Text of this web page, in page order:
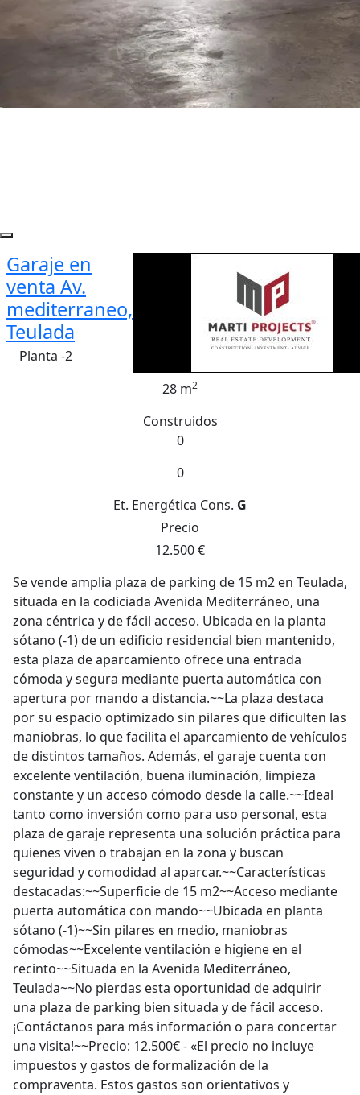
Garaje en
venta Av.
mediterraneo,
Teulada
Planta -2
28 m2
Construidos
0
0
Et. Energética Cons. G
Precio
12.500 €
Se vende amplia plaza de parking de 15 m2 en Teulada,
situada en la codiciada Avenida Mediterráneo, una
zona céntrica y de fácil acceso. Ubicada en la planta
sótano (-1) de un edificio residencial bien mantenido,
esta plaza de aparcamiento ofrece una entrada
cómoda y segura mediante puerta automática con
apertura por mando a distancia.~~La plaza destaca
por su espacio optimizado sin pilares que dificulten las
maniobras, lo que facilita el aparcamiento de vehículos
de distintos tamaños. Además, el garaje cuenta con
excelente ventilación, buena iluminación, limpieza
constante y un acceso cómodo desde la calle.~~Ideal
tanto como inversión como para uso personal, esta
plaza de garaje representa una solución práctica para
quienes viven o trabajan en la zona y buscan
seguridad y comodidad al aparcar.~~Características
destacadas:~~Superficie de 15 m2~~Acceso mediante
puerta automática con mando~~Ubicada en planta
sótano (-1)~~Sin pilares en medio, maniobras
cómodas~~Excelente ventilación e higiene en el
recinto~~Situada en la Avenida Mediterráneo,
Teulada~~No pierdas esta oportunidad de adquirir
una plaza de parking bien situada y de fácil acceso.
¡Contáctanos para más información o para concertar
una visita!~~Precio: 12.500€ - «El precio no incluye
impuestos y gastos de formalización de la
compraventa. Estos gastos son orientativos y